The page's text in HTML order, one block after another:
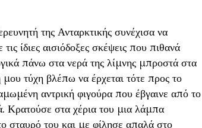
της Ανταρκτικής συνέχισα να
ίδιες αισιόδοξες σκέψεις που πιθανά
πάνω στα νερά της λίμνης μπροστά στα
τύχη βλέπω να έρχεται τότε προς το
αντρική φιγούρα που έβγαινε από το
Κρατούσε στα χέρια του μια λάμπα
σταυρό του και με φίλησε απαλά στο